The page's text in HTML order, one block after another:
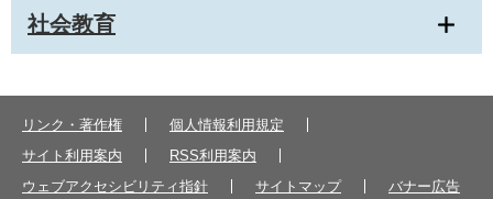
社会教育
リンク・著作権
個人情報利用規定
サイト利用案内
RSS利用案内
ウェブアクセシビリティ指針
サイトマップ バナー広告